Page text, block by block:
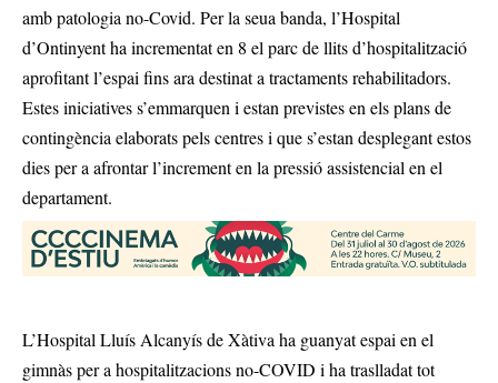
amb patologia no-Covid. Per la seua banda, l’Hospital
d’Ontinyent ha incrementat en 8 el parc de llits d’hospitalització
aprofitant l’espai fins ara destinat a tractaments rehabilitadors.
Estes iniciatives s’emmarquen i estan previstes en els plans de
contingència elaborats pels centres i que s’estan desplegant estos
dies per a afrontar l’increment en la pressió assistencial en el
departament.
L’Hospital Lluís Alcanyís de Xàtiva ha guanyat espai en el
gimnàs per a hospitalitzacions no-COVID i ha traslladat tot